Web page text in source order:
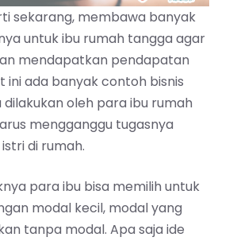
sekarang, membawa banyak
untuk ibu rumah tangga agar
mendapatkan pendapatan
ini ada banyak contoh bisnis
dilakukan oleh para ibu rumah
mengganggu tugasnya
di rumah.
para ibu bisa memilih untuk
modal kecil, modal yang
tanpa modal. Apa saja ide